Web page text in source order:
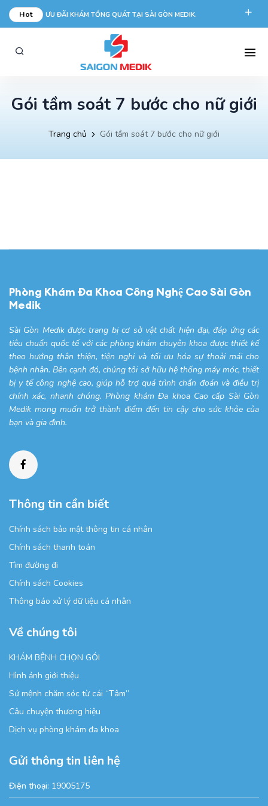
Hot ƯU ĐÃI KHÁM TỔNG QUÁT TẠI SÀI GÒN MEDIK.
phongkham@saigonmedik.com
Gói tầm soát 7 bước cho nữ giới
Trang chủ Gói tầm soát 7 bước cho nữ giới
Phòng Khám Đa Khoa Công Nghệ Cao Sài Gòn
Medik
Sài Gòn Medik được trang bị cơ sở vật chất hiện đại, đáp ứng các
tiêu chuẩn quốc tế với các phòng khám chuyên khoa được thiết kế
theo hướng thân thiện, tiện nghi và tối ưu hóa sự thoải mái cho
bệnh nhân. Bên cạnh đó, chúng tôi sở hữu hệ thống máy móc, thiết
bị y tế công nghệ cao, giúp hỗ trợ quá trình chẩn đoán và điều trị
chính xác, nhanh chóng. Phòng khám Đa khoa Cao cấp Sài Gòn
Medik mong muốn trở thành điểm đến tin cậy cho sức khỏe của
bạn và gia đình.
Thông tin cần biết
Chính sách bảo mật thông tin cá nhân
Chính sách thanh toán
Tìm đường đi
Chính sách Cookies
Thông báo xử lý dữ liệu cá nhân
Về chúng tôi
KHÁM BỆNH CHỌN GÓI
Hình ảnh giới thiệu
Sứ mệnh chăm sóc từ cái “Tâm”
Câu chuyện thương hiệu
Dịch vụ phòng khám đa khoa
Gửi thông tin liên hệ
Điện thoại: 19005175